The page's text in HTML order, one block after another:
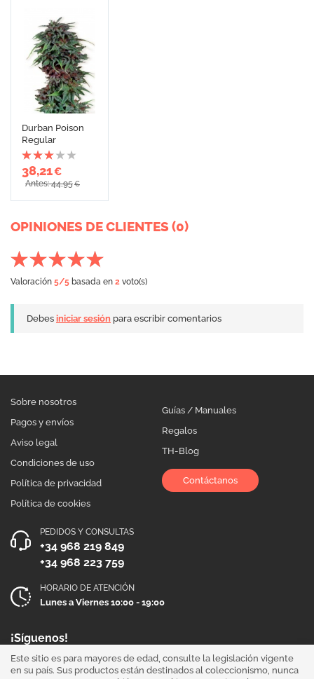
Durban Poison
Regular
38,21€
Antes: 44,95€
OPINIONES DE CLIENTES (0)
Valoración 5/5 basada en 2 voto(s)
Debes iniciar sesión para escribir comentarios
Sobre nosotros
Pagos y envíos
Aviso legal
Condiciones de uso
Política de privacidad
Política de cookies
Guías / Manuales
Regalos
TH-Blog
Contáctanos
PEDIDOS Y CONSULTAS
+34 968 219 849
+34 968 223 759
HORARIO DE ATENCIÓN
Lunes a Viernes 10:00 - 19:00
¡Síguenos!
Este sitio es para mayores de edad, consulte la legislación vigente
en su país. Sus productos están destinados al coleccionismo, nunca